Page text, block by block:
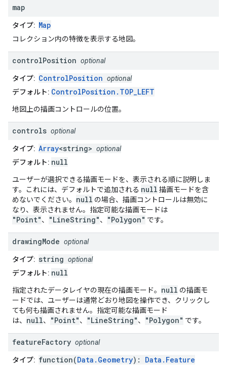
map
タイプ: Map
コレクション内の特徴を表示する地図。
controlPosition optional
タイプ: ControlPosition optional
デフォルト: ControlPosition.TOP_LEFT
地図上の描画コントロールの位置。
controls optional
タイプ: Array<string> optional
デフォルト: null
ユーザーが選択できる描画モードを、表示される順に説明しま
す。これには、デフォルトで追加される null 描画モードを含
めないでください。 null の場合、描画コントロールは無効に
なり、表示されません。指定可能な描画モードは
"Point"、 "LineString"、 "Polygon" です。
drawingMode optional
タイプ: string optional
デフォルト: null
指定されたデータレイヤの現在の描画モード。 null の描画モ
ードでは、ユーザーは通常どおり地図を操作でき、クリックし
ても何も描画されません。指定可能な描画モード
は、 null、 "Point"、 "LineString"、 "Polygon" です。
featureFactory optional
タイプ: function(Data.Geometry): Data.Feature